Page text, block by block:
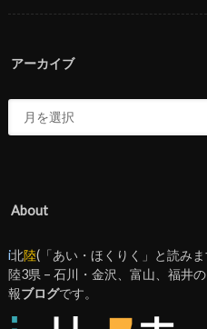
アーカイブ
About
i北陸(「あい・ほくりく」と読み
陸3県 – 石川・金沢、富山、福井
報ブログです。